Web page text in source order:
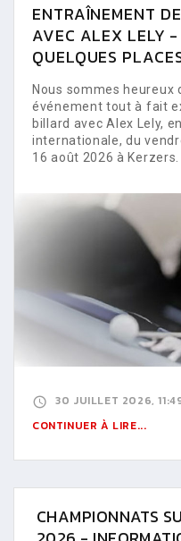
ENTRAÎNEMENT
AVEC ALEX LELY -
QUELQUES
Nous sommes heureux
événement tout à fait
billard avec Alex Lely,
internationale, du
16 août 2026 à Kerzers.
30 JUILLET 2026,
CONTINUER À LIRE...
CHAMPIONNATS